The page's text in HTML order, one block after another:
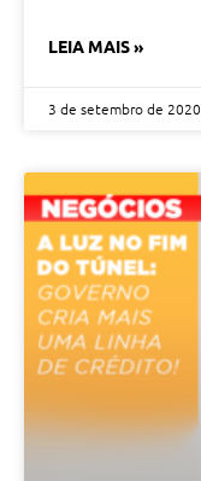
LEIA MAIS »
3 de setembro de 2020